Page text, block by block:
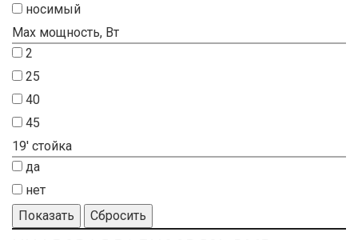
носимый
Max мощность, Вт
2
25
40
45
19' стойка
да
нет
Показать
Сбросить